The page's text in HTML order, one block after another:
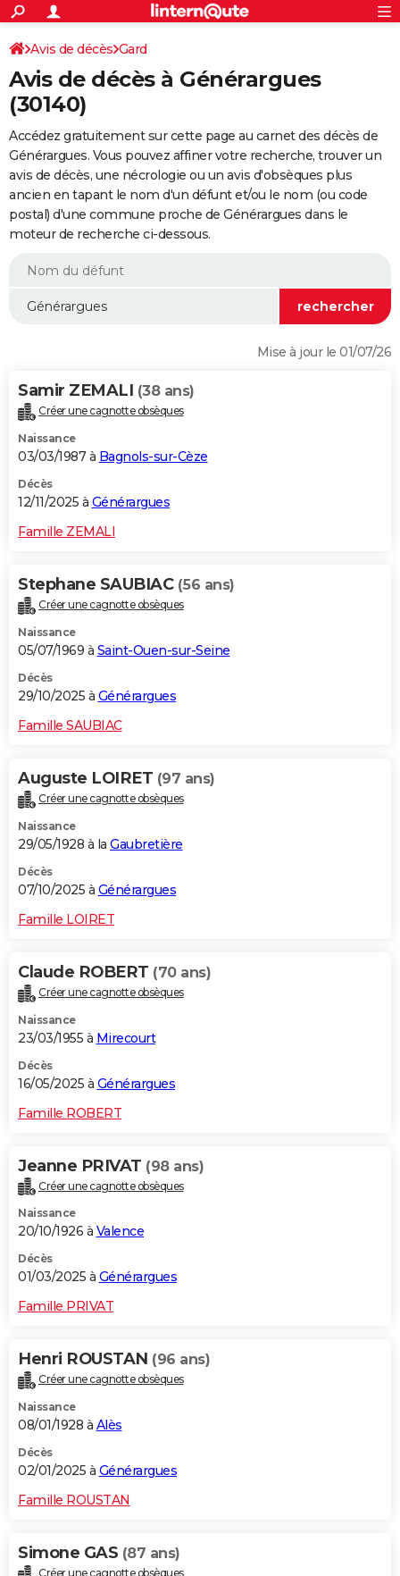
ACTUALITÉS
Politique
Société
Faits Divers
Education
Monde
Villes
+
SPORT
Coupe du monde 2026
Football
Tennis
Cyclisme
Rugby
Forum
FINANCE
Retraite
Impôts
Epargne
Immobilier
Risques naturels par ville
Banque
Assurance
Crédit
Essais
Réserver un essai
Citadines
Berlines
SUV
Forum auto
+
HIGH-TECH
Mobiles
Meilleur smartphone
Internet
Ordinateurs
Jeux vidéo
Guide high-tech
+BRICOLAGE
Forum
Aménagement intérieur
Extérieur
Cuisine
Salle de bains
Jardinage
Rangement
WEEK-END
Guides de France
Escapades
Patrimoine
Expositions
Musées
Week-end nature
LIFESTYLE
Alimentation
Guide de la santé
Maladies
Médicaments
Sommeil
VOYAGE
Destinations
City break
Voyage nature
Voyage de noces
Forum
Climat
+PHOTO
GUIDES D'ACHAT
BONS PLANS
CARTE DE VOEUX
Dictionnaire
Biographies
Citations
Expressions
Proverbes
PROGRAMME TV
COPAINS D'AVANT
S'inscrire
Se connecter
Lycées
Collèges
Primaires
Universités
Entreprises
Service militaire
Avis de recherche
AVIS DE DÉCÈS
Avis de décès Gard
Avis de décès à Générargues
(30140)
Accédez gratuitement sur cette page au carnet des décès de
Générargues. Vous pouvez affiner votre recherche, trouver un
avis de décès, une nécrologie ou un avis d'obsèques plus
ancien en tapant le nom d'un défunt et/ou le nom (ou code
postal) d'une commune proche de Générargues dans le
moteur de recherche ci-dessous.
Mise à jour le 01/07/26
Samir ZEMALI (38 ans)
Créer une cagnotte obsèques
Naissance
03/03/1987 à Bagnols-sur-Cèze
Décès
12/11/2025 à Générargues
Famille ZEMALI
Stephane SAUBIAC (56 ans)
Créer une cagnotte obsèques
Naissance
05/07/1969 à Saint-Ouen-sur-Seine
Décès
29/10/2025 à Générargues
Famille SAUBIAC
Auguste LOIRET (97 ans)
Créer une cagnotte obsèques
Naissance
29/05/1928 à la Gaubretière
Décès
07/10/2025 à Générargues
Famille LOIRET
Claude ROBERT (70 ans)
Créer une cagnotte obsèques
Naissance
23/03/1955 à Mirecourt
Décès
16/05/2025 à Générargues
Famille ROBERT
Jeanne PRIVAT (98 ans)
Créer une cagnotte obsèques
Naissance
20/10/1926 à Valence
Décès
01/03/2025 à Générargues
Famille PRIVAT
Henri ROUSTAN (96 ans)
Créer une cagnotte obsèques
Naissance
08/01/1928 à Alès
Décès
02/01/2025 à Générargues
Famille ROUSTAN
Simone GAS (87 ans)
Créer une cagnotte obsèques